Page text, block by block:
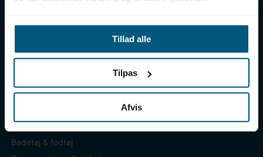
Tillad alle
Tilpas
Afvis
idrætshaller og skoler. Vælg os som din leverandør, fordi vi har
ekspertise og bedste service.
+45 86 93 39 22
CVR DK-34604800
KATEGORIER
Badetøj & fodtøj